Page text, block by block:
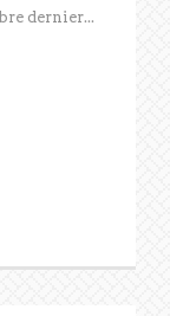
dernier...